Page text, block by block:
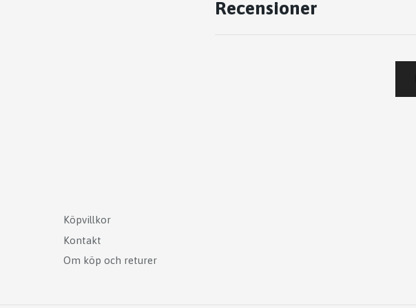
Recensioner
Köpvillkor
Kontakt
Om köp och returer